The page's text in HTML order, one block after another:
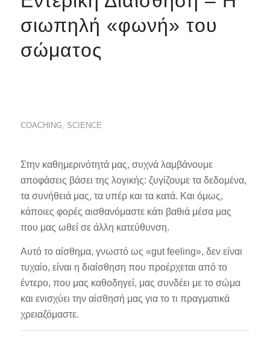
σιωπηλή «φωνή» του
σώματος
COACHING, SCIENCE
Στην καθημερινότητά μας, συχνά λαμβάνουμε
αποφάσεις βάσει της λογικής: ζυγίζουμε τα δεδομένα,
τα συνήθειά μας, τα υπέρ και τα κατά. Και όμως,
κάποιες φορές αισθανόμαστε κάτι βαθιά μέσα μας
που μας ωθεί σε άλλη κατεύθυνση.
Αυτό το αίσθημα, γνωστό ως «gut feeling», δεν είναι
τυχαίο, είναι η διαίσθηση που προέρχεται από το
έντερο, που μας καθοδηγεί, μας συνδέει με το σώμα
και ενισχύει την αίσθησή μας για το τι πραγματικά
χρειαζόμαστε.